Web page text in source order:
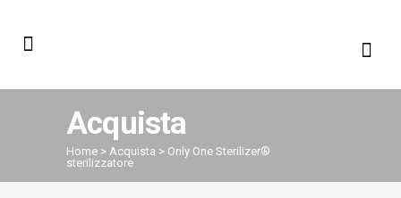
Acquista
Home > Acquista > Only One Sterilizer®
sterilizzatore